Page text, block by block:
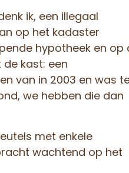
ik, een illegaal
op het kadaster
hypotheek en op
kast: een
van in 2003 en was
we hebben die dan
met enkele
wachtend op het